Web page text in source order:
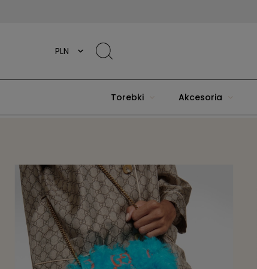
Torebki Akcesoria